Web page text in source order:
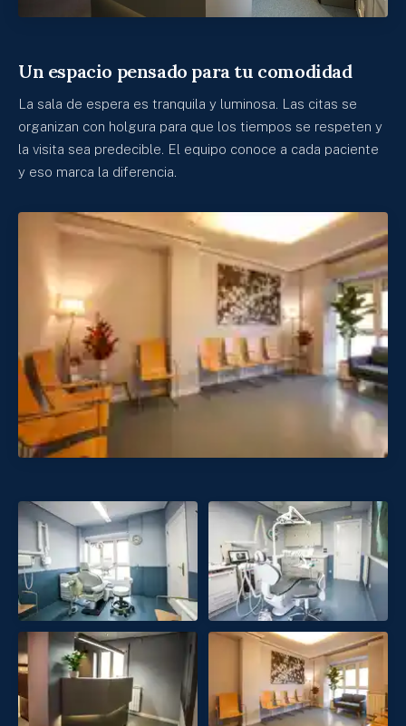
Un espacio pensado para tu comodidad
La sala de espera es tranquila y luminosa. Las citas se
organizan con holgura para que los tiempos se respeten y
la visita sea predecible. El equipo conoce a cada paciente
y eso marca la diferencia.